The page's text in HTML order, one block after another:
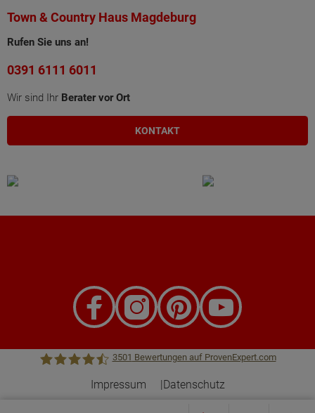
Town & Country Haus Magdeburg
Rufen Sie uns an!
0391 6111 6011
Wir sind Ihr Berater vor Ort
KONTAKT
3501 Bewertungen auf ProvenExpert.com
Impressum Datenschutz